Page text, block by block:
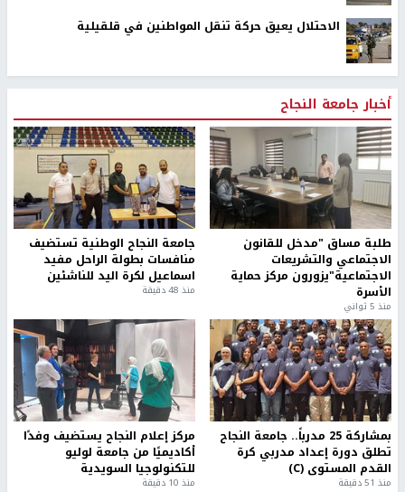
الاحتلال يعيق حركة تنقل المواطنين في قلقيلية
أخبار جامعة النجاح
طلبة مساق "مدخل للقانون
الاجتماعي والتشريعات
الاجتماعية"يزورون مركز حماية
الأسرة
منذ 5 ثواني
جامعة النجاح الوطنية تستضيف
منافسات بطولة الراحل مفيد
اسماعيل لكرة اليد للناشئين
منذ 48 دقيقة
بمشاركة 25 مدرباً.. جامعة النجاح
تطلق دورة إعداد مدربي كرة
القدم المستوى (C)
منذ 51 دقيقة
مركز إعلام النجاح يستضيف وفدًا
أكاديميًا من جامعة لوليو
للتكنولوجيا السويدية
منذ 10 دقيقة